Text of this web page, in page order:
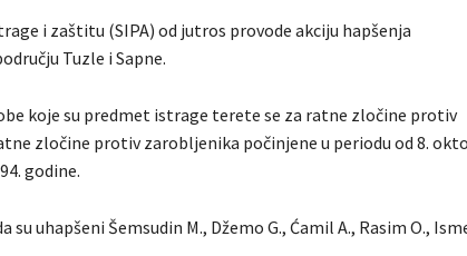
i zaštitu (SIPA) od jutros provode akciju hapšenja
Tuzle i Sapne.
koje su predmet istrage terete se za ratne zločine protiv
zločine protiv zarobljenika počinjene u periodu od 8.
godine.
su uhapšeni Šemsudin M., Džemo G., Ćamil A., Rasim O.,